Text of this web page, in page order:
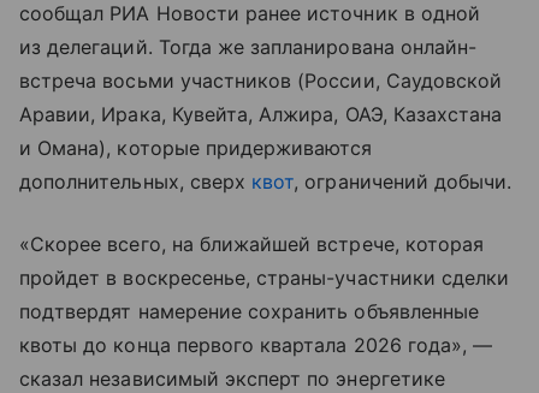
сообщал РИА Новости ранее источник в одной
из делегаций. Тогда же запланирована онлайн-
встреча восьми участников (России, Саудовской
Аравии, Ирака, Кувейта, Алжира, ОАЭ, Казахстана
и Омана), которые придерживаются
дополнительных, сверх квот, ограничений добычи.
«Скорее всего, на ближайшей встрече, которая
пройдет в воскресенье, страны-участники сделки
подтвердят намерение сохранить объявленные
квоты до конца первого квартала 2026 года», —
сказал независимый эксперт по энергетике